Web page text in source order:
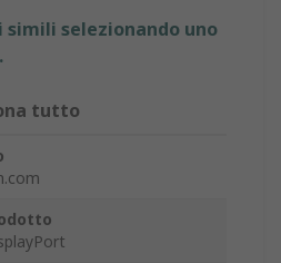
selezionando uno
tutto